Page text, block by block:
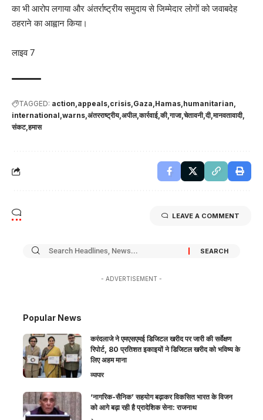
का भी आरोप लगाया और अंतर्राष्ट्रीय समुदाय से जिम्मेदार लोगों को जवाबदेह
ठहराने का आह्वान किया।
लाइव 7
TAGGED: action appeals crisis Gaza Hamas humanitarian
international warns अंतरराष्ट्रीय अपील कार्रवाई की गाजा चेतावनी दी मानवतावादी
संकट हमास
LEAVE A COMMENT
- ADVERTISEMENT -
Popular News
करंदलाजे ने एमएसएमई डिजिटल खरीद पर जारी की सर्वेक्षण
रिपोर्ट, 80 प्रतिशत इकाइयों ने डिजिटल खरीद को भविष्य के
लिए अहम माना
व्यापार
‘नागरिक-सैनिक’ सहयोग बढ़ाकर विकसित भारत के विजन
को आगे बढ़ा रही है प्रादेशिक सेना: राजनाथ